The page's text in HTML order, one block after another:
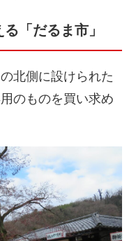
「だるま市」
北側に設けられた
のものを買い求め